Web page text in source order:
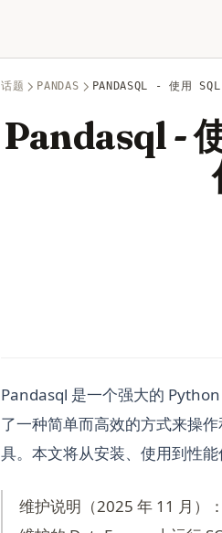
话题 PANDAS PANDASQL - 使用
Pandasql -
Pandasql 是一个强大的
了一种简单而高效的方式来操
具。本文将从安装、使用到性
维护说明（2025 年 11 月）